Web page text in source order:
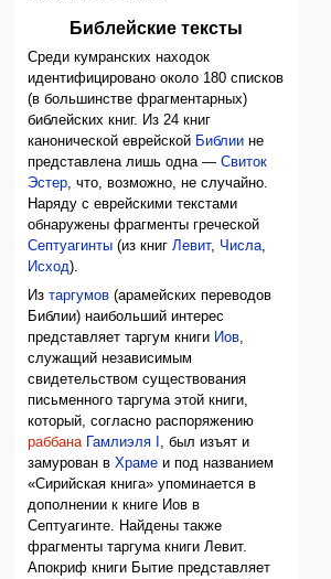
Библейские тексты
Среди кумранских находок
идентифицировано около 180 списков
(в большинстве фрагментарных)
библейских книг. Из 24 книг
канонической еврейской Библии не
представлена лишь одна —Свиток
Эстер, что, возможно, не случайно.
Наряду с еврейскими текстами
обнаружены фрагменты греческой
Септуагинты (из книгЛевит, Числа,
Исход).
Изтаргумов (арамейских переводов
Библии) наибольший интерес
представляет таргум книги Иов
служащий независимым
свидетельством существования
письменного таргума этой книги,
который, согласно распоряжению
раббана Гамлиэля I
, был изъят и
замурован вХраме и под названием
«Сирийская книга» упоминается в
дополнении к книге Иов в
Септуагинте. Найдены также
фрагменты таргума книги Левит.
Апокриф книги Бытие представляет